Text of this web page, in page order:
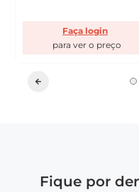
Faça login
Fique por